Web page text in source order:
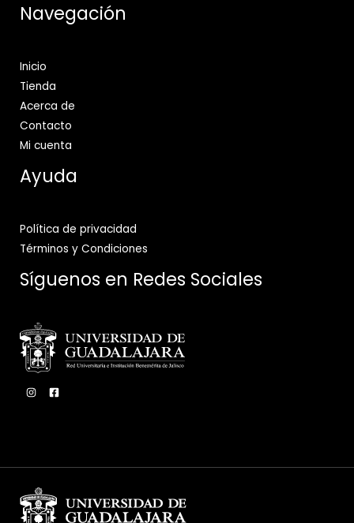
Navegación
Inicio
Tienda
Acerca de
Contacto
Mi cuenta
Ayuda
Política de privacidad
Términos y Condiciones
Síguenos en Redes Sociales